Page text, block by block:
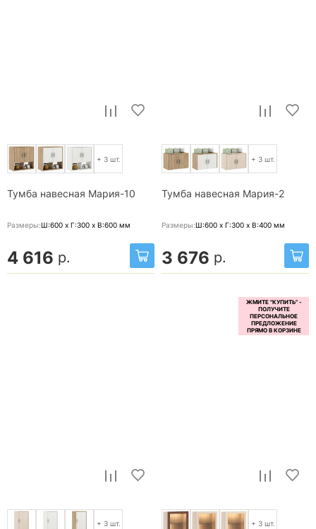
+ 3 шт.
Тумба навесная Мария-10
Размеры:Ш:600 x Г:300 x В:600 мм
4 616 р.
+ 3 шт.
Тумба навесная Мария-2
Размеры:Ш:600 x Г:300 x В:400 мм
3 676 р.
+ 3 шт. + 3 шт.